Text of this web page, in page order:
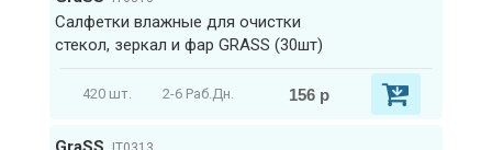
Салфетки влажные для очистки
стекол, зеркал и фар GRASS (30шт)
420 шт. 2-6 Раб.Дн. 156 р